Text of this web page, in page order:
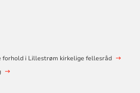
forhold i Lillestrøm kirkelige fellesråd